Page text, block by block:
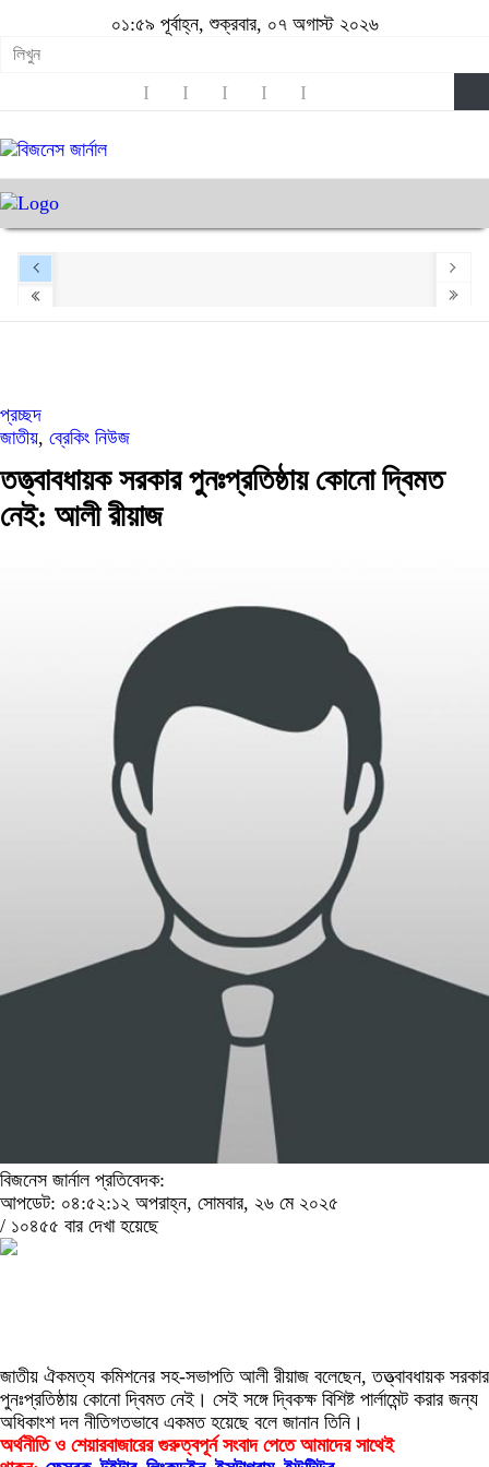
০১:৫৯ পূর্বাহ্ন, শুক্রবার, ০৭ অগাস্ট ২০২৬
প্রচ্ছদ
জাতীয়, ব্রেকিং নিউজ
তত্ত্বাবধায়ক সরকার পুনঃপ্রতিষ্ঠায় কোনো দ্বিমত
নেই: আলী রীয়াজ
বিজনেস জার্নাল প্রতিবেদক:
আপডেট: ০৪:৫২:১২ অপরাহ্ন, সোমবার, ২৬ মে ২০২৫
/ ১০৪৫৫ বার দেখা হয়েছে
জাতীয় ঐকমত্য কমিশনের সহ-সভাপতি আলী রীয়াজ বলেছেন, তত্ত্বাবধায়ক সরকার
পুনঃপ্রতিষ্ঠায় কোনো দ্বিমত নেই। সেই সঙ্গে দ্বিকক্ষ বিশিষ্ট পার্লামেন্ট করার জন্য
অধিকাংশ দল নীতিগতভাবে একমত হয়েছে বলে জানান তিনি।
অর্থনীতি ও শেয়ারবাজারের গুরুত্বপূর্ন সংবাদ পেতে আমাদের সাথেই